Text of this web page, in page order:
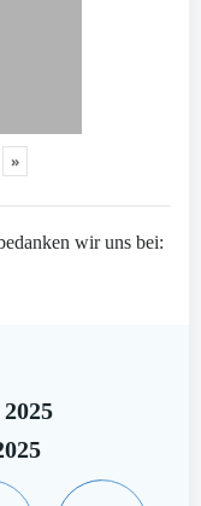
»
wir uns bei: